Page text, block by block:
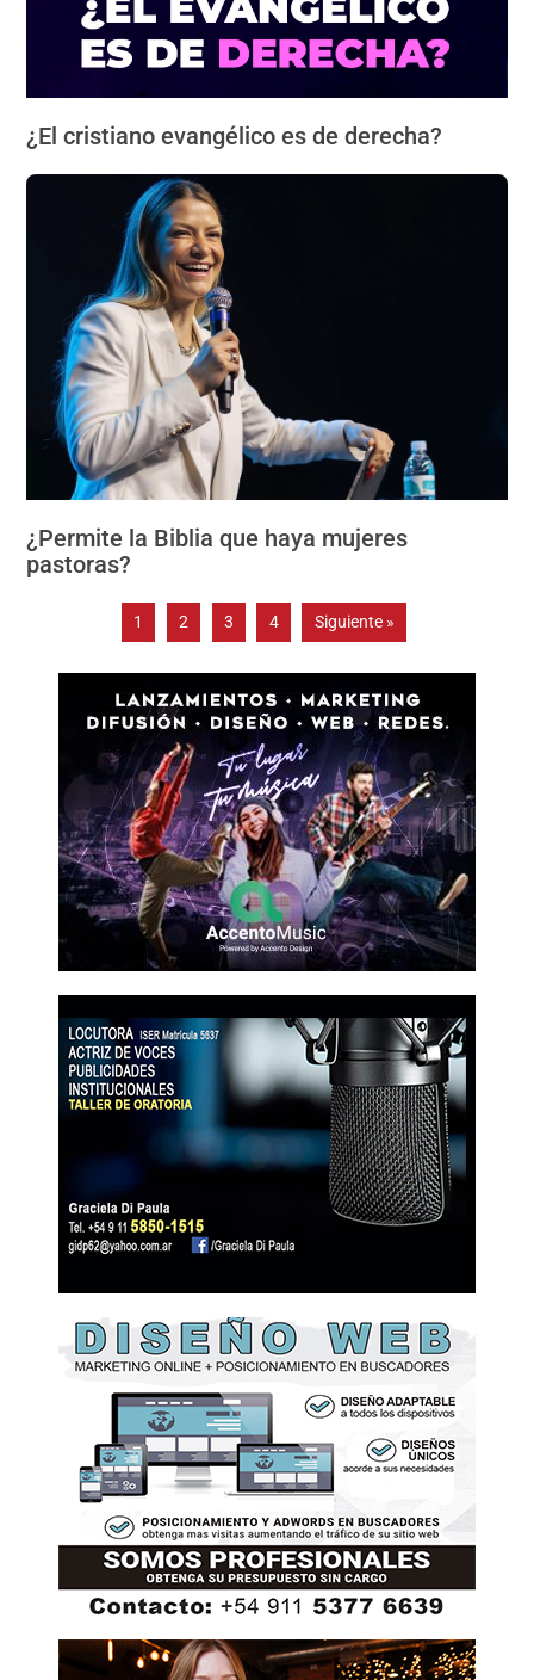
¿El cristiano evangélico es de derecha?
¿Permite la Biblia que haya mujeres
pastoras?
1 2 3 4 Siguiente »